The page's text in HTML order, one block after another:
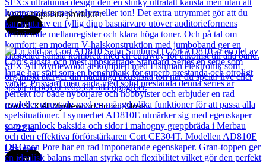
Andra populära produkter
Cort
Cort SFX All Myrtlewood Brown Gloss
8 422kr
Läs mer
Cort